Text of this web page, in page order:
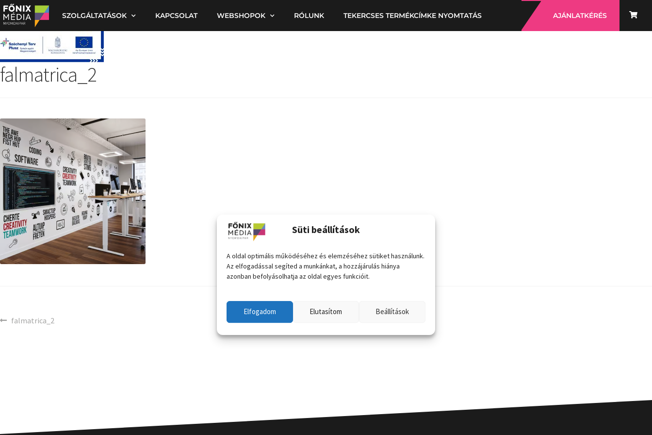
Süti beállítások
A oldal optimális működéséhez és elemzéséhez sütiket használunk.
Az elfogadással segíted a munkánkat, a hozzájárulás hiánya
azonban befolyásolhatja az oldal egyes funkcióit.
Elfogadom Elutasítom Beállítások
SZOLGÁLTATÁSOK KAPCSOLAT WEBSHOPOK RÓLUNK TEKERCSES TERMÉKCÍMKE NYOMTATÁS AJÁNLATKÉRÉS
falmatrica_2
falmatrica_2